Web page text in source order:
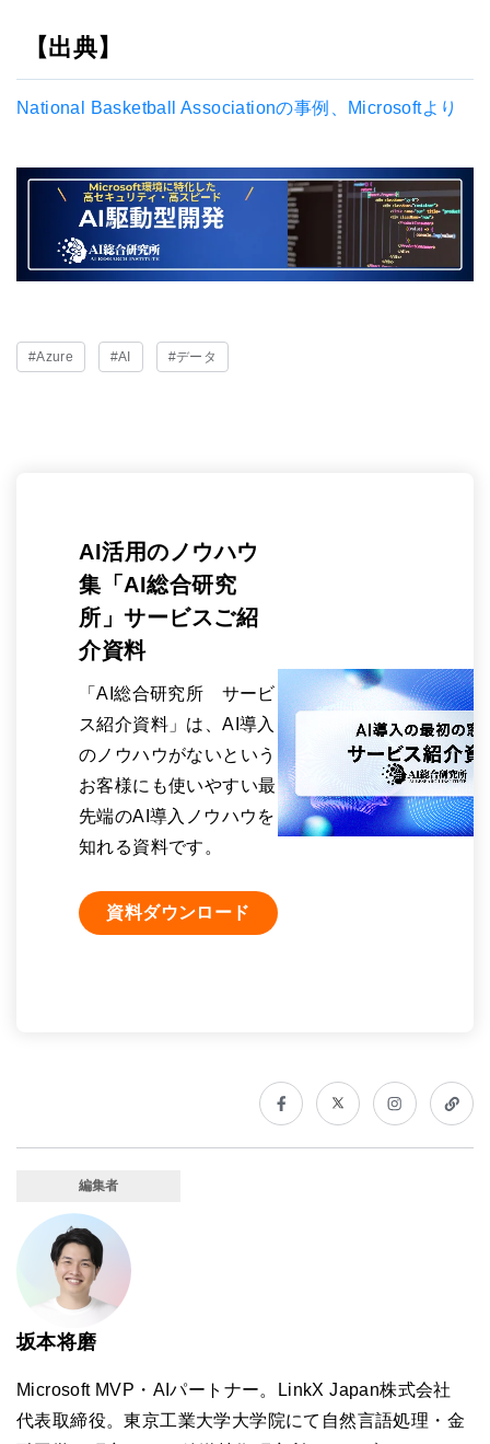
【出典】
National Basketball Associationの事例、Microsoftより
#Azure #AI #データ
AI活用のノウハウ
集「AI総合研究
所」サービスご紹
介資料
「AI総合研究所 サービ
ス紹介資料」は、AI導入
のノウハウがないという
お客様にも使いやすい最
先端のAI導入ノウハウを
知れる資料です。
資料ダウンロード
編集者
坂本将磨
Microsoft MVP・AIパートナー。LinkX Japan株式会社
代表取締役。東京工業大学大学院にて自然言語処理・金